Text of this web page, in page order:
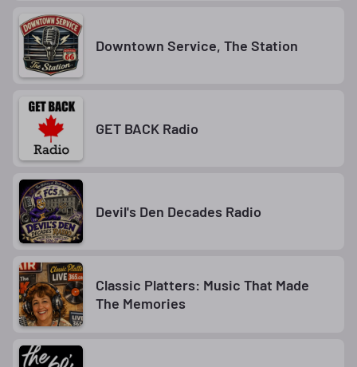
Downtown Service, The Station
GET BACK Radio
Devil's Den Decades Radio
Classic Platters: Music That Made
The Memories